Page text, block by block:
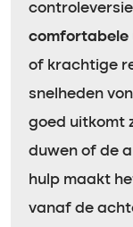
comfortabele
of krachtige
snelheden
goed uitkomt
duwen of de
hulp maakt
vanaf de